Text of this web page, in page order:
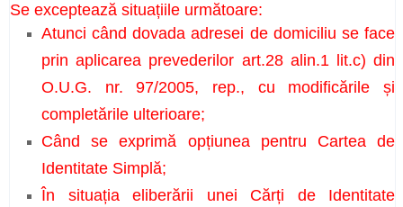
Se exceptează situațiile următoare:
Atunci când dovada adresei de domiciliu se face
prin aplicarea prevederilor art.28 alin.1 lit.c) din
O.U.G. nr. 97/2005, rep., cu modificările și
completările ulterioare;
Când se exprimă opțiunea pentru Cartea de
Identitate Simplă;
În situația eliberării unei Cărți de Identitate